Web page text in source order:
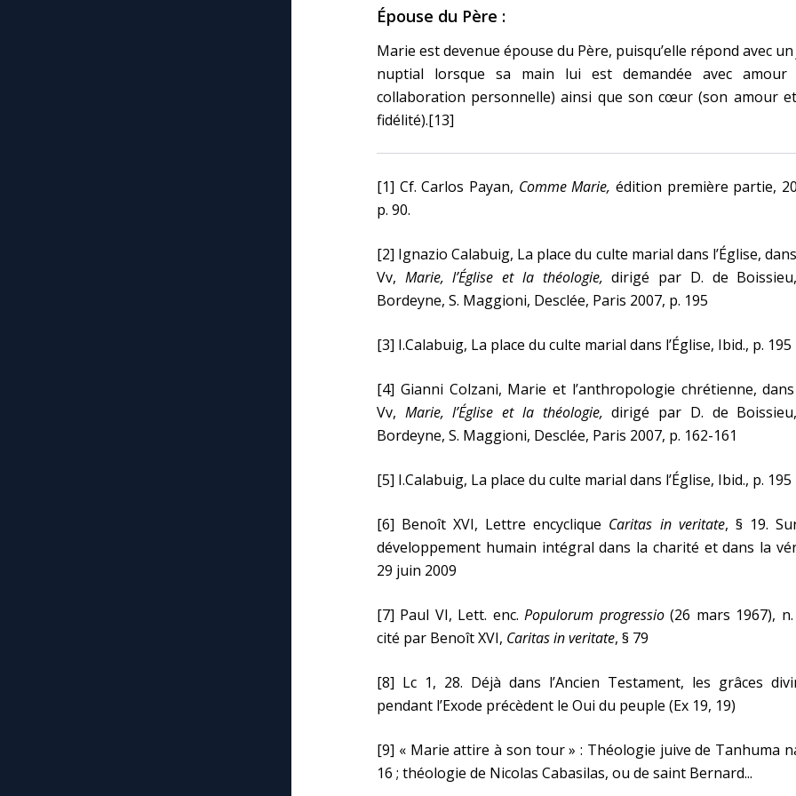
Épouse du Père :
Marie est devenue épouse du Père, puisqu’elle répond avec un
nuptial lorsque sa main lui est demandée avec amour
collaboration personnelle) ainsi que son cœur (son amour
fidélité).[13]
[1] Cf. Carlos Payan, Comme Marie, édition première partie,
p. 90.
[2] Ignazio Calabuig, La place du culte marial dans l’Église,
Vv, Marie, l’Église et la théologie, dirigé par D. de
Bordeyne, S. Maggioni, Desclée, Paris 2007, p. 195
[3] I.Calabuig, La place du culte marial dans l’Église, Ibid., p. 195
[4] Gianni Colzani, Marie et l’anthropologie chrétienne,
Vv, Marie, l’Église et la théologie, dirigé par D. de
Bordeyne, S. Maggioni, Desclée, Paris 2007, p. 162-161
[5] I.Calabuig, La place du culte marial dans l’Église, Ibid., p. 195
[6] Benoît XVI, Lettre encyclique Caritas in veritate, § 19.
développement humain intégral dans la charité et dans la
29 juin 2009
[7] Paul VI, Lett. enc.Populorum progressio(26 mars 1967), n.
cité par Benoît XVI, Caritas in veritate, § 79
[8] Lc 1, 28. Déjà dans l’Ancien Testament, les grâces
pendant l’Exode précèdent le Oui du peuple (Ex 19, 19)
[9] « Marie attire à son tour » : Théologie juive de Tanhuma
16 ; théologie de Nicolas Cabasilas, ou de saint Bernard...